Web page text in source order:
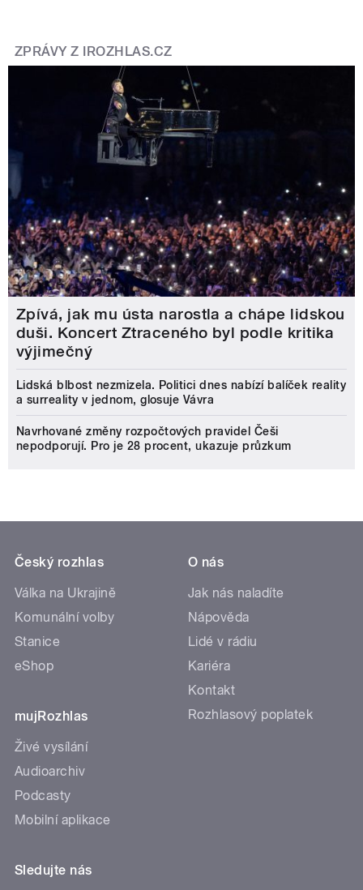
ZPRÁVY Z IROZHLAS.CZ
Zpívá, jak mu ústa narostla a chápe lidskou
duši. Koncert Ztraceného byl podle kritika
výjimečný
Lidská blbost nezmizela. Politici dnes nabízí balíček reality
a surreality v jednom, glosuje Vávra
Navrhované změny rozpočtových pravidel Češi
nepodporují. Pro je 28 procent, ukazuje průzkum
Český rozhlas
Válka na Ukrajině
Komunální volby
Stanice
eShop
mujRozhlas
Živé vysílání
Audioarchiv
Podcasty
Mobilní aplikace
O nás
Jak nás naladíte
Nápověda
Lidé v rádiu
Kariéra
Kontakt
Rozhlasový poplatek
Sledujte nás